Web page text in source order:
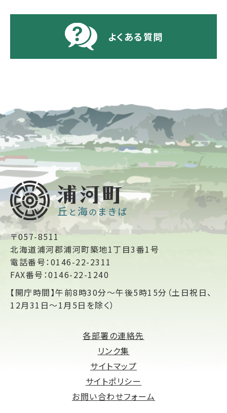
よくある質問
〒057-8511
北海道浦河郡浦河町築地1丁目3番1号
電話番号：0146-22-2311
FAX番号：0146-22-1240
【開庁時間】午前8時30分～午後5時15分（土日祝日、
12月31日～1月5日を除く）
各部署の連絡先
リンク集
サイトマップ
サイトポリシー
お問い合わせフォーム